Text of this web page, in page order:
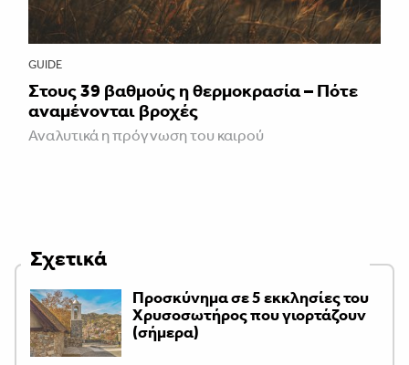
GUIDE
Στους 39 βαθμούς η θερμοκρασία – Πότε
αναμένονται βροχές
Αναλυτικά η πρόγνωση του καιρού
Σχετικά
Προσκύνημα σε 5 εκκλησίες του
Χρυσοσωτήρος που γιορτάζουν
(σήμερα)